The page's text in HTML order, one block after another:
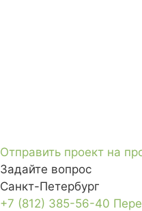
Отправить проект на
Задайте вопрос
Санкт-Петербург
+7 (812) 385-56-40